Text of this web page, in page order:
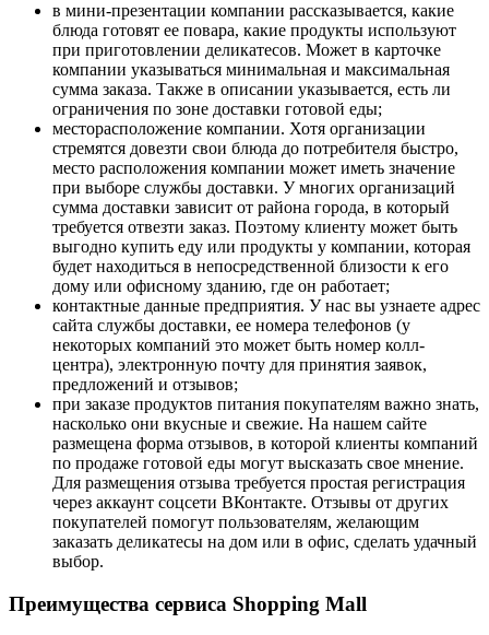
в мини-презентации компании рассказывается, какие
блюда готовят ее повара, какие продукты используют
при приготовлении деликатесов. Может в карточке
компании указываться минимальная и максимальная
сумма заказа. Также в описании указывается, есть ли
ограничения по зоне доставки готовой еды;
месторасположение компании. Хотя организации
стремятся довезти свои блюда до потребителя быстро,
место расположения компании может иметь значение
при выборе службы доставки. У многих организаций
сумма доставки зависит от района города, в который
требуется отвезти заказ. Поэтому клиенту может быть
выгодно купить еду или продукты у компании, которая
будет находиться в непосредственной близости к его
дому или офисному зданию, где он работает;
контактные данные предприятия. У нас вы узнаете адрес
сайта службы доставки, ее номера телефонов (у
некоторых компаний это может быть номер колл-
центра), электронную почту для принятия заявок,
предложений и отзывов;
при заказе продуктов питания покупателям важно знать,
насколько они вкусные и свежие. На нашем сайте
размещена форма отзывов, в которой клиенты компаний
по продаже готовой еды могут высказать свое мнение.
Для размещения отзыва требуется простая регистрация
через аккаунт соцсети ВКонтакте. Отзывы от других
покупателей помогут пользователям, желающим
заказать деликатесы на дом или в офис, сделать удачный
выбор.
Преимущества сервиса Shopping Mall